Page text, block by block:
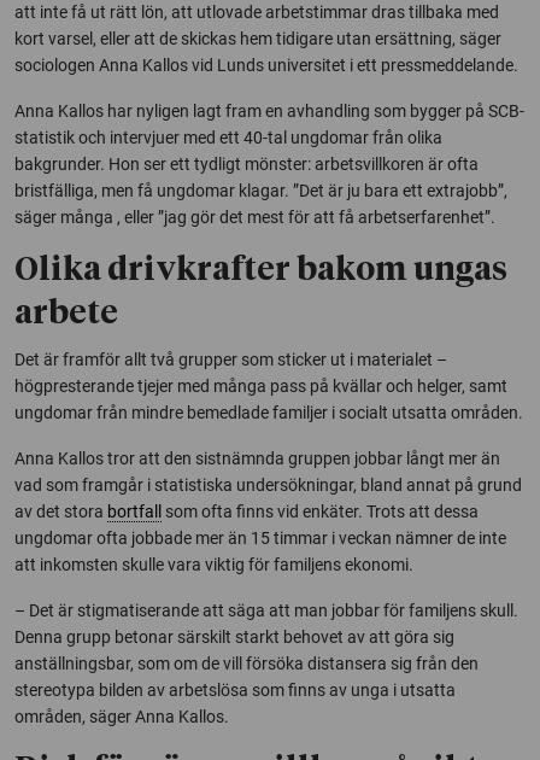
att inte få ut rätt lön, att utlovade arbetstimmar dras tillbaka med
kort varsel, eller att de skickas hem tidigare utan ersättning, säger
sociologen Anna Kallos vid Lunds universitet i ett pressmeddelande.
Anna Kallos har nyligen lagt fram en avhandling som bygger på SCB-
statistik och intervjuer med ett 40-tal ungdomar från olika
bakgrunder. Hon ser ett tydligt mönster: arbetsvillkoren är ofta
bristfälliga, men få ungdomar klagar. ”Det är ju bara ett extrajobb”,
säger många , eller ”jag gör det mest för att få arbetserfarenhet”.
Olika drivkrafter bakom ungas
arbete
Det är framför allt två grupper som sticker ut i materialet –
högpresterande tjejer med många pass på kvällar och helger, samt
ungdomar från mindre bemedlade familjer i socialt utsatta områden.
Anna Kallos tror att den sistnämnda gruppen jobbar långt mer än
vad som framgår i statistiska undersökningar, bland annat på grund
av det stora bortfall
som ofta finns vid enkäter. Trots att dessa
ungdomar ofta jobbade mer än 15 timmar i veckan nämner de inte
att inkomsten skulle vara viktig för familjens ekonomi.
– Det är stigmatiserande att säga att man jobbar för familjens skull.
Denna grupp betonar särskilt starkt behovet av att göra sig
anställningsbar, som om de vill försöka distansera sig från den
stereotypa bilden av arbetslösa som finns av unga i utsatta
områden, säger Anna Kallos.